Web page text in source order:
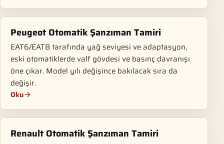
Peugeot Otomatik Şanzıman Tamiri
EAT6/EAT8 tarafında yağ seviyesi ve adaptasyon,
eski otomatiklerde valf gövdesi ve basınç davranışı
öne çıkar. Model yılı değişince bakılacak sıra da
değişir.
Oku
Renault Otomatik Şanzıman Tamiri